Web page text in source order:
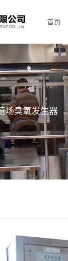
首页
场臭氧发生器